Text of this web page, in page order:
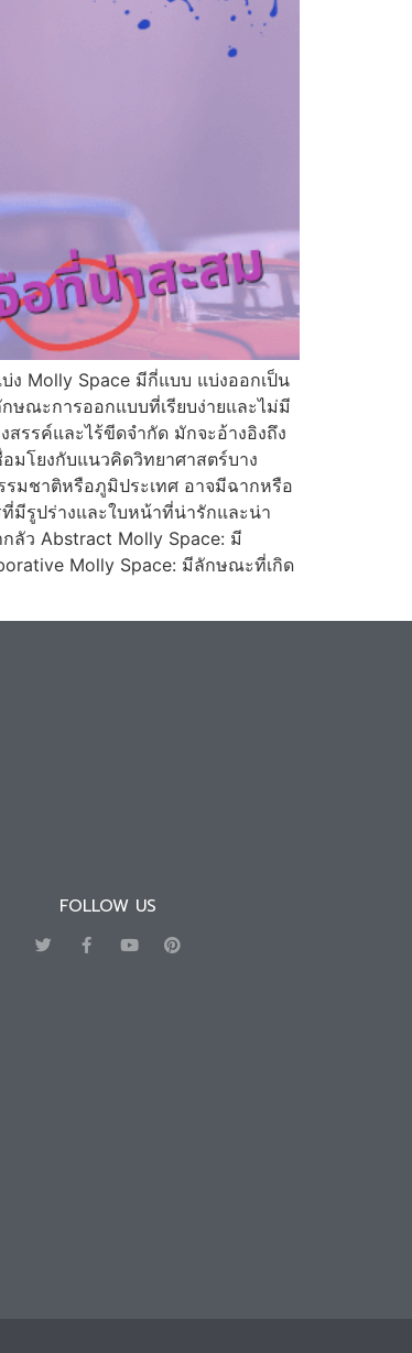
ง Molly Space มีกี่แบบ แบ่งออกเป็น
ษณะการออกแบบที่เรียบง่ายและไม่มี
รรค์และไร้ขีดจำกัด มักจะอ้างอิงถึง
มโยงกับแนวคิดวิทยาศาสตร์บาง
มชาติหรือภูมิประเทศ อาจมีฉากหรือ
มีรูปร่างและใบหน้าที่น่ารักและน่า
ลัว Abstract Molly Space: มี
Molly Space: มีลักษณะที่เกิด
FOLLOW US